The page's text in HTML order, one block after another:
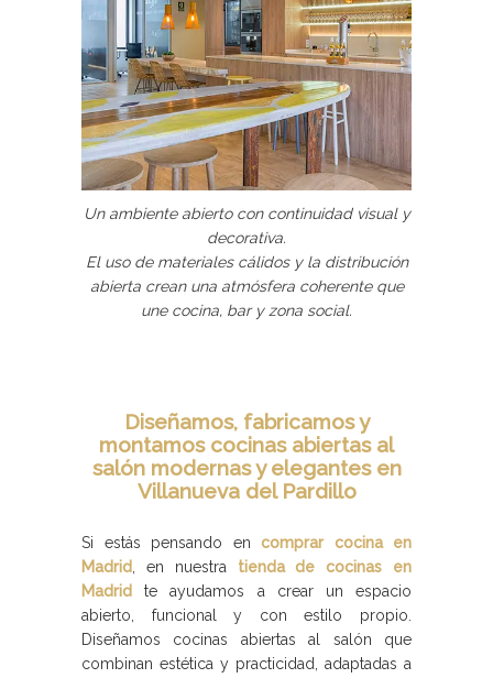
Un ambiente abierto con continuidad visual y
decorativa.
El uso de materiales cálidos y la distribución
abierta crean una atmósfera coherente que
une cocina, bar y zona social.
Diseñamos, fabricamos y
montamos cocinas abiertas al
salón modernas y elegantes en
Villanueva del Pardillo
Si estás pensando en comprar cocina en
Madrid
, en nuestra tienda de cocinas en
Madrid
te ayudamos a crear un espacio
abierto, funcional y con estilo propio.
Diseñamos cocinas abiertas al salón que
combinan estética y practicidad, adaptadas a